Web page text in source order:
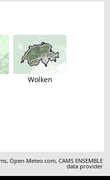
Wolken
,Open-Meteo.com,CAMS ENSEMBLE
data provider